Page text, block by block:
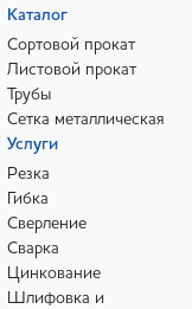
Каталог
Сортовой прокат
Листовой прокат
Трубы
Сетка металлическая
Услуги
Резка
Гибка
Сверление
Сварка
Цинкование
Шлифовка и